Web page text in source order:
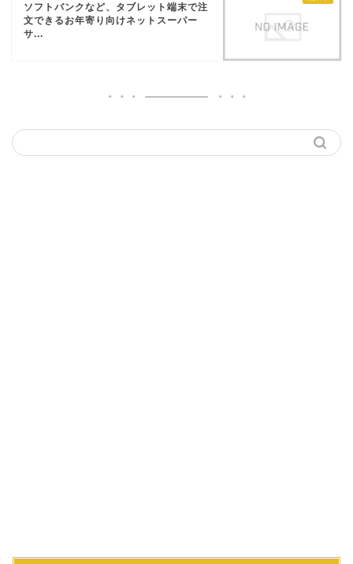
ソフトバンクなど、タブレット端末で注
文できるお年寄り向けネットスーパー
サ...